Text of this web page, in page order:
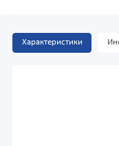
Характеристики